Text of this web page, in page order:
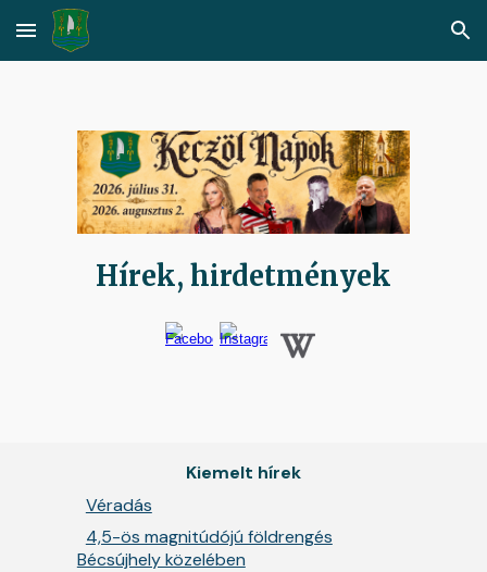
Skip to main content Skip to navigation
Hírek, hirdetmények
Kiemelt hírek
Véradás
4,5-ös magnitúdójú földrengés
Bécsújhely közelében